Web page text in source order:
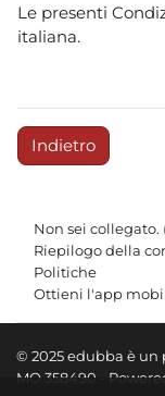
Le presenti
italiana.
Indietro
Non sei collegato.
Riepilogo della
Politiche
Ottieni l'app
© 2025 edubba è un
MO 358490 -